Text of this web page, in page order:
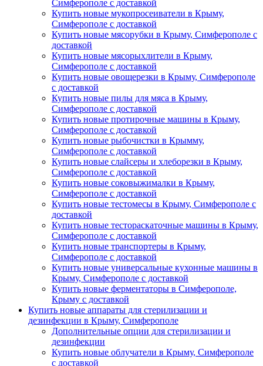
Симферополе с доставкой
Купить новые мукопросеиватели в Крыму,
Симферополе с доставкой
Купить новые мясорубки в Крыму, Симферополе с
доставкой
Купить новые мясорыхлители в Крыму,
Симферополе с доставкой
Купить новые овощерезки в Крыму, Симферополе
с доставкой
Купить новые пилы для мяса в Крыму,
Симферополе с доставкой
Купить новые протирочные машины в Крыму,
Симферополе с доставкой
Купить новые рыбочистки в Крымму,
Симферополе с доставкой
Купить новые слайсеры и хлеборезки в Крыму,
Симферополе с доставкой
Купить новые соковыжималки в Крыму,
Симферополе с доставкой
Купить новые тестомесы в Крыму, Симферополе с
доставкой
Купить новые тестораскаточные машины в Крыму,
Симферополе с доставкой
Купить новые транспортеры в Крыму,
Симферополе с доставкой
Купить новые универсальные кухонные машины в
Крыму, Симферополе с доставкой
Купить новые ферментаторы в Симферополе,
Крыму с доставкой
Купить новые аппараты для стерилизации и
дезинфекции в Крыму, Симферополе
Дополнительные опции для стерилизации и
дезинфекции
Купить новые облучатели в Крыму, Симферополе
с доставкой